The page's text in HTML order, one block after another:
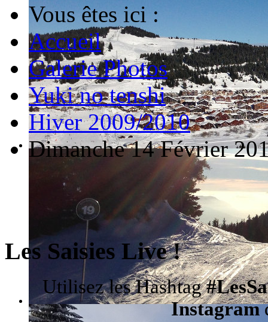
Vous êtes ici :
Accueil
Galerie Photos
Yuki no tenshi
Hiver 2009/2010
Dimanche 14 Février
Les Saisies Live !
Utilisez les Hashtag
Instagram